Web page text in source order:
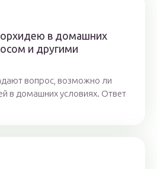
в домашних
и другими
вопрос, возможно ли
в домашних условиях. Ответ